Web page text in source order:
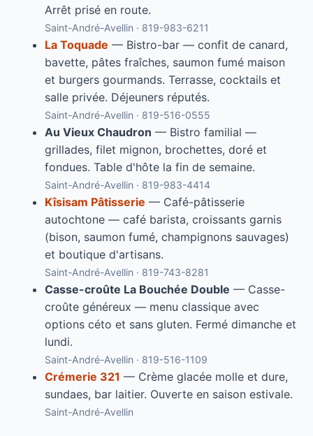
Arrêt prisé en route.
Saint-André-Avellin · 819-983-6211
La Toquade — Bistro-bar — confit de canard,
bavette, pâtes fraîches, saumon fumé maison
et burgers gourmands. Terrasse, cocktails et
salle privée. Déjeuners réputés.
Saint-André-Avellin · 819-516-0555
Au Vieux Chaudron — Bistro familial —
grillades, filet mignon, brochettes, doré et
fondues. Table d'hôte la fin de semaine.
Saint-André-Avellin · 819-983-4414
Kîsisam Pâtisserie — Café-pâtisserie
autochtone — café barista, croissants garnis
(bison, saumon fumé, champignons sauvages)
et boutique d'artisans.
Saint-André-Avellin · 819-743-8281
Casse-croûte La Bouchée Double — Casse-
croûte généreux — menu classique avec
options céto et sans gluten. Fermé dimanche et
lundi.
Saint-André-Avellin · 819-516-1109
Crémerie 321 — Crème glacée molle et dure,
sundaes, bar laitier. Ouverte en saison estivale.
Saint-André-Avellin